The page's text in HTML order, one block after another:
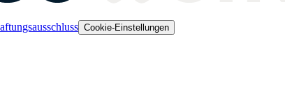
Cookie-Einstellungen